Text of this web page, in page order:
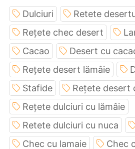
Dulciuri Retete
Rețete chec desert
Cacao
Desert cu
Rețete desert lămâie
Stafide
Rețete desert
Rețete dulciuri cu lămâie
Retete dulciuri cu nuca
Chec cu lamaie
Chec